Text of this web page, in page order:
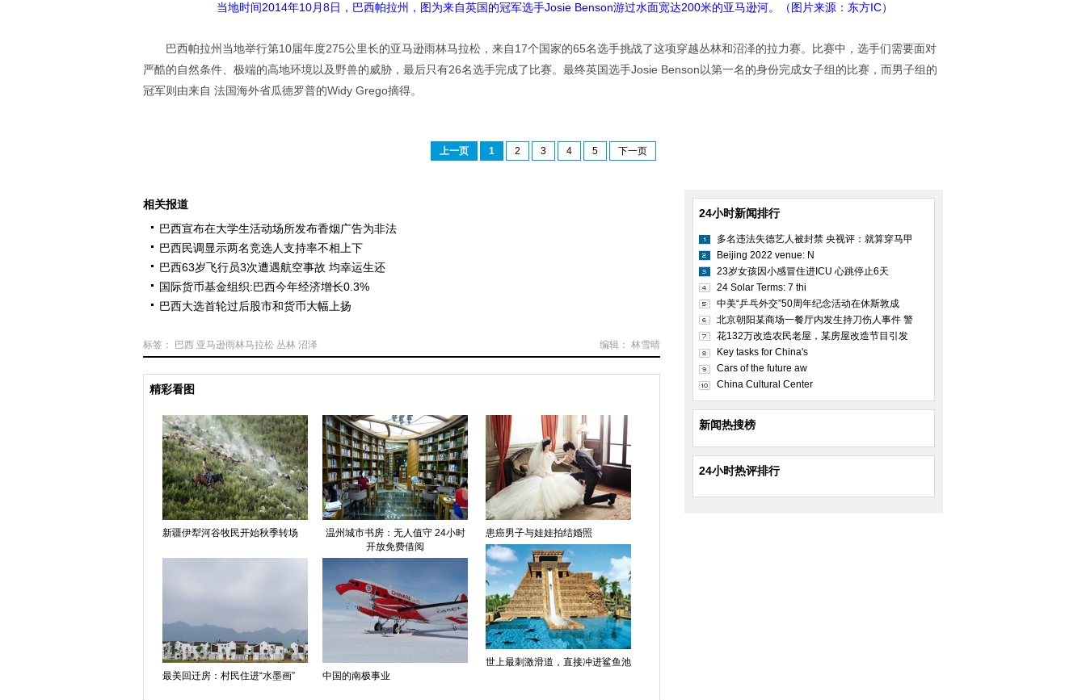
当地时间2014年10月8日，巴西帕拉州，图为来自英国的冠军选手Josie Benson游过水面宽达200米的亚马逊河。（图片来源：东方IC）
巴西帕拉州 当地举行第10届年度275公里长的亚马逊雨林马拉松，来自17个国家的65名选手挑战了这项穿越丛林和沼泽的拉力赛。比赛中，选手们需要面对
严酷的自然条件、极端的高地环境以及野兽的威胁，最后只有26名选手完成了比赛。最终英国选手Josie Benson以第一名的身份完成女子组的比赛，而男子组的
冠军则由来自 法国海外省瓜德罗普的Widy Grego摘得。
上一页 1 2 3 4 5 下一页
相关报道
巴西宣布在大学生活动场所发布香烟广告为非法
巴西民调显示两名竞选人支持率不相上下
巴西63岁飞行员3次遭遇航空事故 均幸运生还
国际货币基金组织:巴西今年经济增长0.3%
巴西大选首轮过后股市和货币大幅上扬
编辑： 林雪晴
标签： 巴西 亚马逊雨林马拉松 丛林 沼泽
精彩看图
新疆伊犁河谷牧民开始秋季转场
温州城市书房：无人值守 24小时
开放免费借阅
最美回迁房：村民住进“水墨画” 中国的南极事业
患癌男子与娃娃拍结婚照
世上最刺激滑道，直接冲进鲨鱼池
24小时新闻排行
多名违法失德艺人被封禁 央视评：就算穿马甲
Beijing 2022 venue: N
23岁女孩因小感冒住进ICU 心跳停止6天
24 Solar Terms: 7 thi
中美“乒乓外交”50周年纪念活动在休斯敦成
北京朝阳某商场一餐厅内发生持刀伤人事件 警
花132万改造农民老屋，某房屋改造节目引发
Key tasks for China's
Cars of the future aw
China Cultural Center
新闻热搜榜
24小时热评排行